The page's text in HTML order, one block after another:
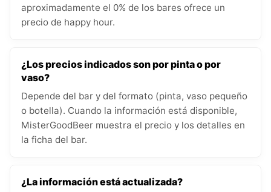
aproximadamente el 0% de los bares ofrece un
precio de happy hour.
¿Los precios indicados son por pinta o por
vaso?
Depende del bar y del formato (pinta, vaso pequeño
o botella). Cuando la información está disponible,
MisterGoodBeer muestra el precio y los detalles en
la ficha del bar.
¿La información está actualizada?